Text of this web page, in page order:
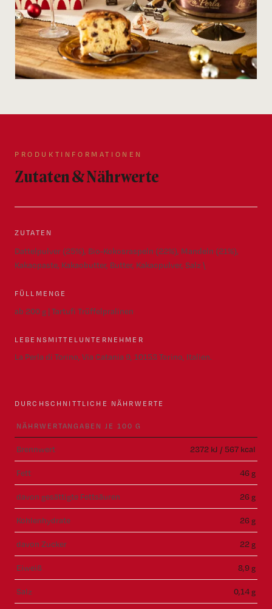
PRODUKTINFORMATIONEN
Zutaten & Nährwerte
ZUTATEN
Dattelpulver (25%), Bio-Kokosraspeln (22%), Mandeln (21%),
Kakaopaste, Kakaobutter, Butter, Kakaopulver, Salz \
FÜLLMENGE
ab 200 g | Tartufi Trüffelpralinen
LEBENSMITTELUNTERNEHMER
La Perla di Torino, Via Catania 9, 10153 Torino, Italien.
DURCHSCHNITTLICHE NÄHRWERTE
NÄHRWERTANGABEN JE 100 G
Brennwert 2372 kJ / 567 kcal
Fett 46 g
davon gesättigte Fettsäuren 26 g
Kohlenhydrate 26 g
davon Zucker 22 g
Eiweiß 8,9 g
Salz 0,14 g